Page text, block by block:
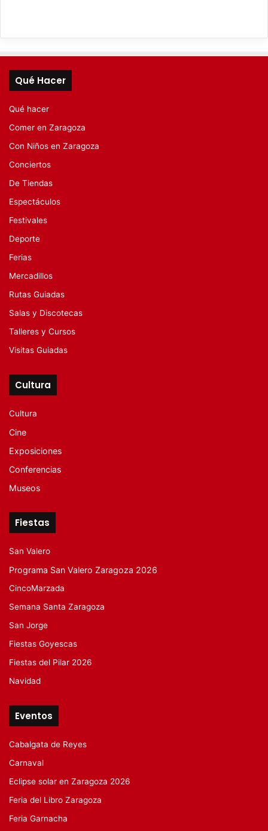
Qué Hacer
Qué hacer
Comer en Zaragoza
Con Niños en Zaragoza
Conciertos
De Tiendas
Espectáculos
Festivales
Deporte
Ferias
Mercadillos
Rutas Guiadas
Salas y Discotecas
Talleres y Cursos
Visitas Guiadas
Cultura
Cultura
Cine
Exposiciones
Conferencias
Museos
Fiestas
San Valero
Programa San Valero Zaragoza 2026
CincoMarzada
Semana Santa Zaragoza
San Jorge
Fiestas Goyescas
Fiestas del Pilar 2026
Navidad
Eventos
Cabalgata de Reyes
Carnaval
Eclipse solar en Zaragoza 2026
Feria del Libro Zaragoza
Feria Garnacha